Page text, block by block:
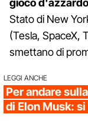
gioco d'azzardo
Stato di New
(Tesla, SpaceX,
smettano di
LEGGI ANCHE
Per andare
di Elon Musk: